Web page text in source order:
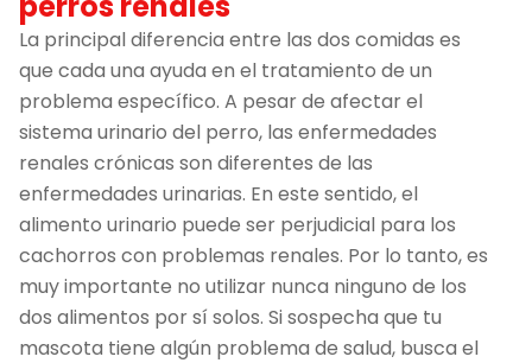
La principal diferencia entre las dos comidas es
que cada una ayuda en el tratamiento de un
problema específico. A pesar de afectar el
sistema urinario del perro, las enfermedades
renales crónicas son diferentes de las
enfermedades urinarias. En este sentido, el
alimento urinario puede ser perjudicial para los
cachorros con problemas renales. Por lo tanto, es
muy importante no utilizar nunca ninguno de los
dos alimentos por sí solos. Si sospecha que tu
mascota tiene algún problema de salud, busca el